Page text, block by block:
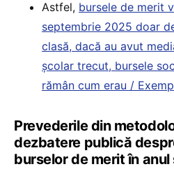
Astfel, bursele de merit
septembrie 2025 doar
clasă, dacă au avut
școlar trecut, bursele
rămân cum erau /
Prevederile din
dezbatere publică
burselor de merit în